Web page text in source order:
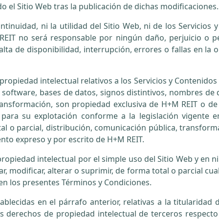
el Sitio Web tras la publicación de dichas modificaciones.
ni la utilidad del Sitio Web, ni de los Servicios
no será responsable por ningún daño, perjuicio o
de disponibilidad, interrupción, errores o fallas en la
propiedad intelectual relativos a los Servicios y
bases de datos, signos distintivos, nombres
son propiedad exclusiva de H+M REIT o
su explotación conforme a la legislación vigente
o parcial, distribución, comunicación pública,
expreso y por escrito de H+M REIT.
intelectual por el simple uso del Sitio Web y en
modificar, alterar o suprimir, de forma total o parcial
los presentes Términos y Condiciones.
en el párrafo anterior, relativas a la
derechos de propiedad intelectual de terceros